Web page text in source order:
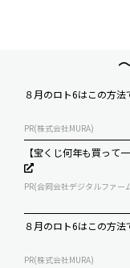
８月のロト6はこの方
PR(株式会社MURA)
【宝くじ何年も買って
PR(合同会社デジタルファー
８月のロト6はこの方
PR(株式会社MURA)